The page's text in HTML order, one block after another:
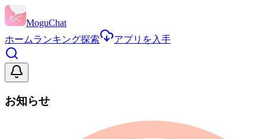
MoguChat
ホームランキング探索 アプリを入手
お知らせ